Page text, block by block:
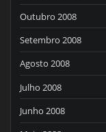
Outubro 2008
Setembro 2008
Agosto 2008
Julho 2008
Junho 2008